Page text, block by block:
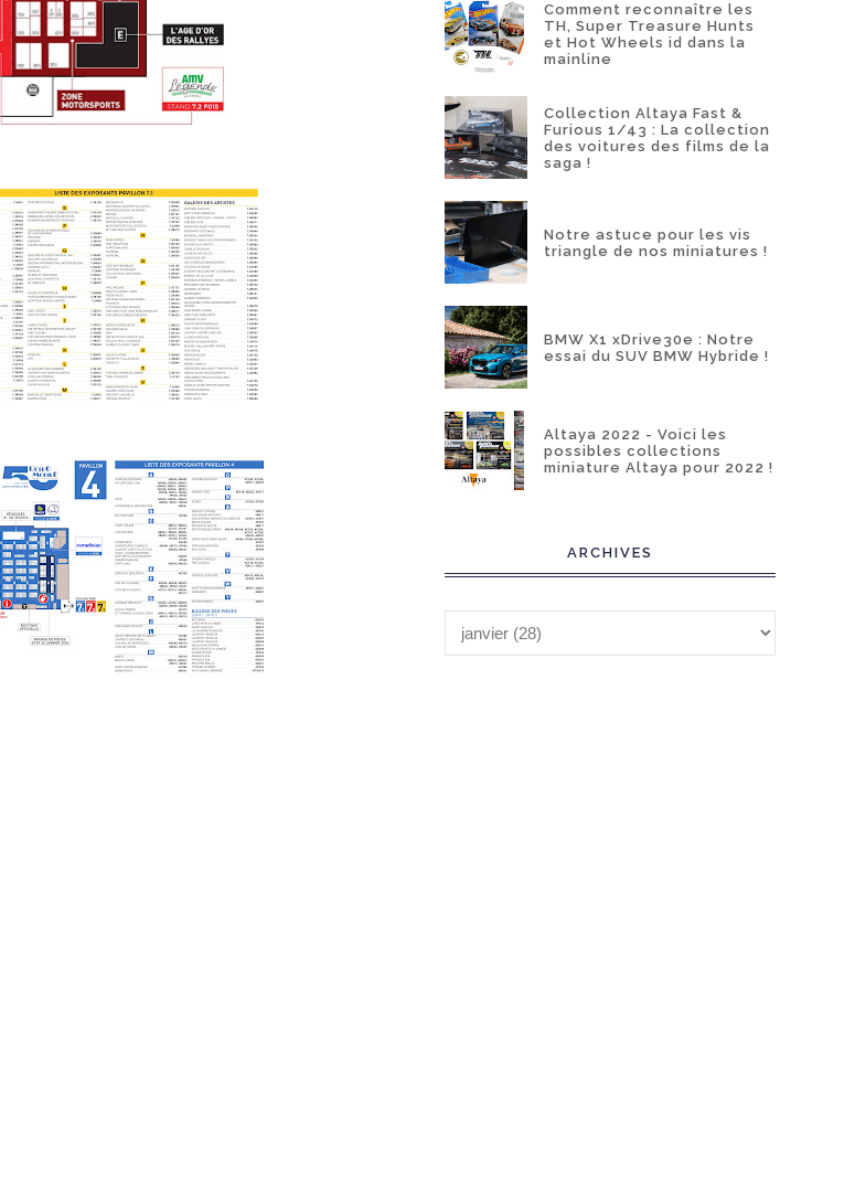
Comment reconnaître les
TH, Super Treasure Hunts
et Hot Wheels id dans la
mainline
Collection Altaya Fast &
Furious 1/43 : La collection
des voitures des films de la
saga !
Notre astuce pour les vis
triangle de nos miniatures !
BMW X1 xDrive30e : Notre
essai du SUV BMW Hybride !
Altaya 2022 - Voici les
possibles collections
miniature Altaya pour 2022 !
ARCHIVES